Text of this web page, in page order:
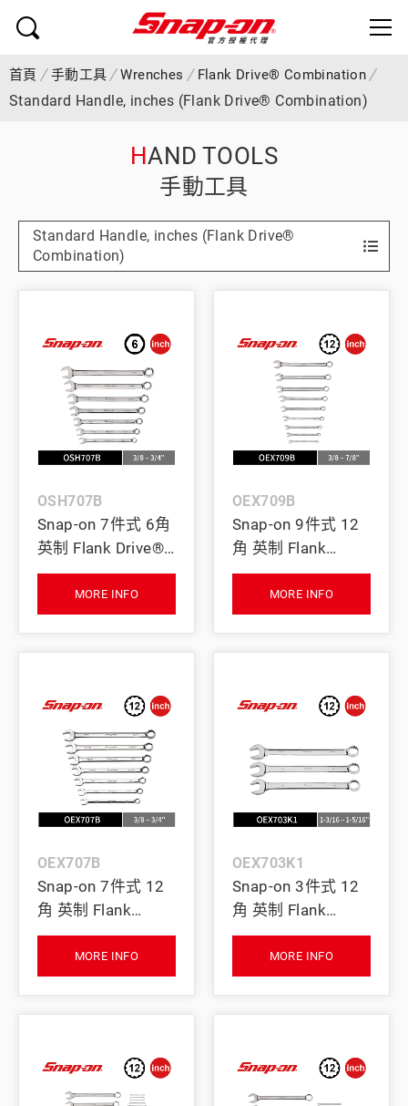
首頁 手動工具 Wrenches Flank Drive® Combination
Standard Handle, inches (Flank Drive® Combination)
HAND TOOLS
手動工具
Standard Handle, inches (Flank Drive®
Combination)
OSH707B
Snap-on 7件式 6角
英制 Flank Drive®
梅開扳手組 (3/8–
MORE INFO
OEX709B
Snap-on 9件式 12
角 英制 Flank
Drive® 梅開扳手組
(3/8–7/8")
MORE INFO
OEX707B
Snap-on 7件式 12
角 英制 Flank
Drive® 梅開扳手組
(3/8–3/4")
MORE INFO
OEX703K1
Snap-on 3件式 12
角 英制 Flank
Drive® 梅開扳手組
(1-3/16–1-5/16")
MORE INFO